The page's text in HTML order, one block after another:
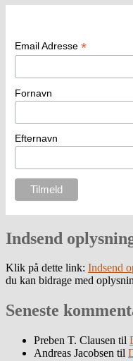
Email Adresse *
Fornavn
Efternavn
Indsend
Klik på dette link: Indsend
du kan bidrage med
Seneste
Preben T. Clausen til
Andreas Jacobsen til